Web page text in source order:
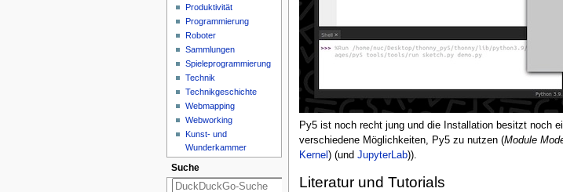
Py5 ist noch recht jung und die Installation besitzt noch
verschiedene Möglichkeiten, Py5 zu nutzen (Module
Kernel ) (und JupyterLab)).
Literatur und Tutorials
Produktivität
Programmierung
Roboter
Sammlungen
Spieleprogrammierung
Technik
Technikgeschichte
Webmapping
Webworking
Kunst- und
Wunderkammer
Suche